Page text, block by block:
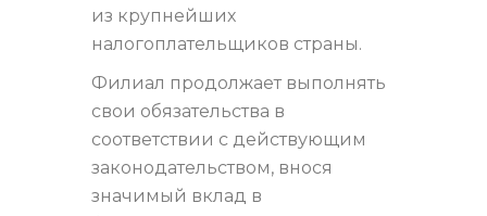
из крупнейших
налогоплательщиков страны.
Филиал продолжает выполнять
свои обязательства в
соответствии с действующим
законодательством, внося
значимый вклад в